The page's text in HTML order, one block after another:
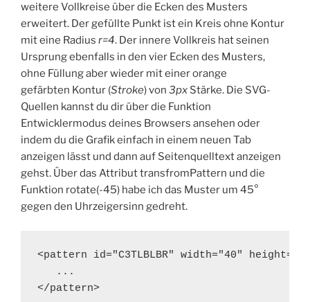
weitere Vollkreise über die Ecken des Musters
erweitert. Der gefüllte Punkt ist ein Kreis ohne Kontur
mit eine Radius r=4. Der innere Vollkreis hat seinen
Ursprung ebenfalls in den vier Ecken des Musters,
ohne Füllung aber wieder mit einer orange
gefärbten Kontur (Stroke) von 3px Stärke. Die SVG-
Quellen kannst du dir über die Funktion
Entwicklermodus deines Browsers ansehen oder
indem du die Grafik einfach in einem neuen Tab
anzeigen lässt und dann auf Seitenquelltext anzeigen
gehst. Über das Attribut transfromPattern und die
Funktion rotate(-45) habe ich das Muster um 45°
gegen den Uhrzeigersinn gedreht.
<pattern id="C3TLBLBR" width="40"
   ...
</pattern>